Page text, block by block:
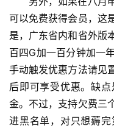
可以免费获得会员，这
是，广东省内和省外版
百四G加一百分钟加一
手动触发优惠方法请见
后即可享受优惠。缺
金。不过，支持欠费三
进黑名单，对只想薅